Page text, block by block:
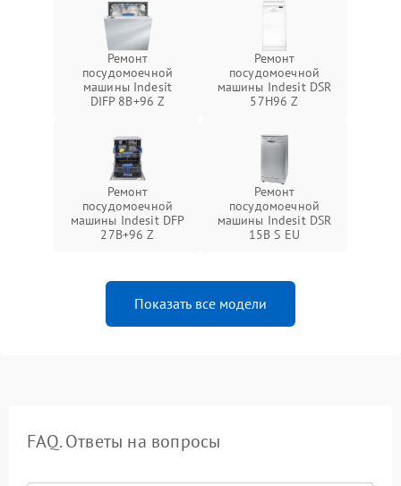
Ремонт
посудомоечной
машины Indesit
DIFP 8B+96 Z
Ремонт
посудомоечной
машины Indesit DSR
57H96 Z
Ремонт
посудомоечной
машины Indesit DFP
27B+96 Z
Ремонт
посудомоечной
машины Indesit DSR
15B S EU
Показать все модели
FAQ. Ответы на вопросы